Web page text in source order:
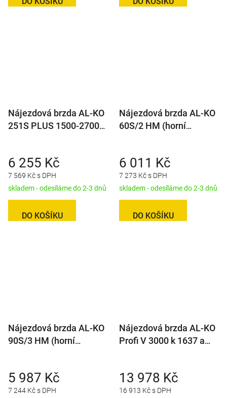
Nájezdová brzda AL-KO
251S PLUS 1500-2700
7 569 Kč s DPH
6 255 Kč
skladem - odesíláme do 2-3 dnů
DO KOŠÍKU
Nájezdová brzda AL-KO
60S/2 HM (horní
7 273 Kč s DPH
6 011 Kč
skladem - odesíláme do 2-3 dnů
DO KOŠÍKU
Nájezdová brzda AL-KO
90S/3 HM (horní
7 244 Kč s DPH
5 987 Kč
Nájezdová brzda AL-KO
Profi V 3000 k 1637 a
16 913 Kč s DPH
13 978 Kč